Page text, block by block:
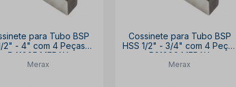
para Tubo BSP
2" - 4" com 4 Peças
R41005 MERAX
Merax
Cossinete para Tubo BSP
HSS 1/2" - 3/4" com 4 Peças
R21006 MERAX
Merax